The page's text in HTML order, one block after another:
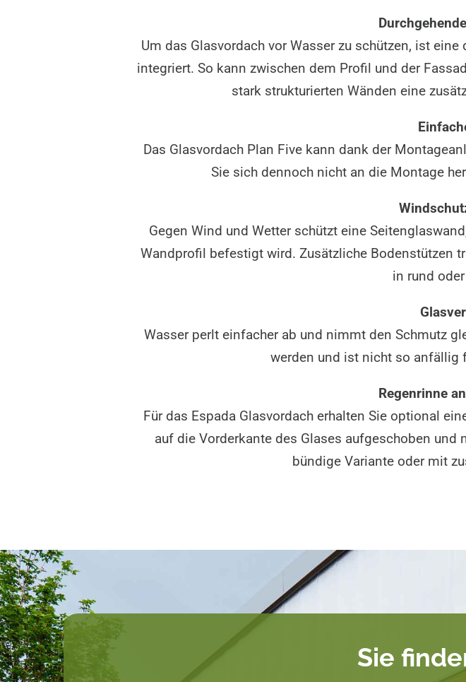
Um das Glasvordach vor Wasser zu schützen, ist
integriert. So kann zwischen dem Profil und der
stark strukturierten Wänden eine
Das Glasvordach Plan Five kann dank der
Sie sich dennoch nicht an die Montage
Gegen Wind und Wetter schützt eine
Wandprofil befestigt wird. Zusätzliche Bodenstützen
in rund
Wasser perlt einfacher ab und nimmt den Schmutz
werden und ist nicht so anfällig
Regenrinne
Für das Espada Glasvordach erhalten Sie optional
auf die Vorderkante des Glases aufgeschoben
bündige Variante oder mit
Sie